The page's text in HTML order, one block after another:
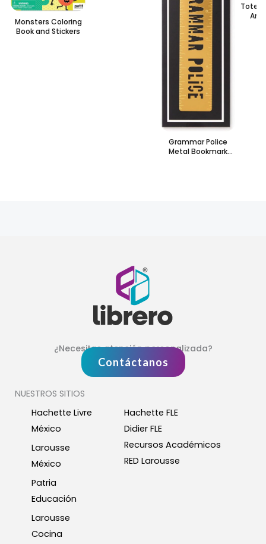
Monsters Coloring
Book and Stickers
Grammar Police
Metal Bookmark
Tote
¿Necesitas atención personalizada?
Contáctanos
NUESTROS SITIOS
Hachette Livre
México
Larousse
México
Patria
Educación
Larousse
Cocina
Hachette FLE
Didier FLE
Recursos Académicos
RED Larousse